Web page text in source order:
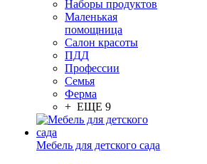
Наборы продуктов
Маленькая
помощница
Салон красоты
ПДД
Профессии
Семья
Ферма
+ ЕЩЕ 9
Мебель для детского сада